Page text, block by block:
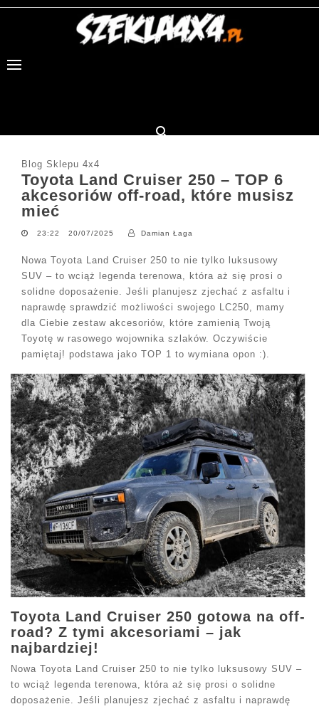

Blog Sklepu 4x4
Toyota Land Cruiser 250 – TOP 6
akcesoriów off-road, które musisz
mieć
23:22 20/07/2025 Damian Łaga
Nowa Toyota Land Cruiser 250 to nie tylko luksusowy
SUV – to wciąż legenda terenowa, która aż się prosi o
solidne doposażenie. Jeśli planujesz zjechać z asfaltu i
naprawdę sprawdzić możliwości swojego LC250, mamy
dla Ciebie zestaw akcesoriów, które zamienią Twoją
Toyotę w rasowego wojownika szlaków. Oczywiście
pamiętaj! podstawa jako TOP 1 to wymiana opon :).
Toyota Land Cruiser 250 gotowa na off-
road? Z tymi akcesoriami – jak
najbardziej!
Nowa Toyota Land Cruiser 250 to nie tylko luksusowy SUV –
to wciąż legenda terenowa, która aż się prosi o solidne
doposażenie. Jeśli planujesz zjechać z asfaltu i naprawdę